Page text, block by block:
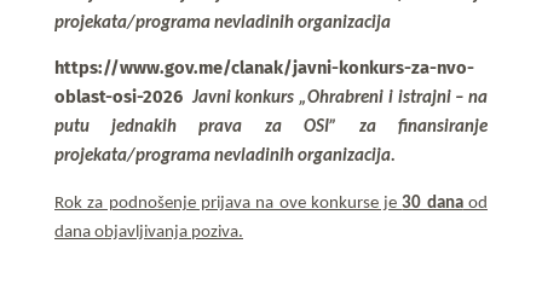
projekata/programa nevladinih organizacija
https://www.gov.me/clanak/javni-konkurs-za-nvo-
oblast-osi-2026 Javni konkurs „Ohrabreni i istrajni – na
putu jednakih prava za OSI” za finansiranje
projekata/programa nevladinih organizacija.
Rok za podnošenje prijava na ove konkurse je30 danaod
dana objavljivanja poziva.